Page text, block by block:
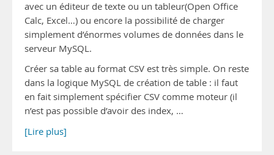
avec un éditeur de texte ou un tableur(Open Office
Calc, Excel…) ou encore la possibilité de charger
simplement d’énormes volumes de données dans le
serveur MySQL.
Créer sa table au format CSV est très simple. On reste
dans la logique MySQL de création de table : il faut
en fait simplement spécifier CSV comme moteur (il
n’est pas possible d’avoir des index, …
[Lire plus]